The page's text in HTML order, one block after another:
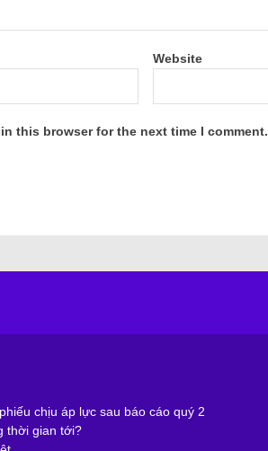
Website
this browser for the next time I comment.
chịu áp lực sau báo cáo quý 2
thời gian tới?